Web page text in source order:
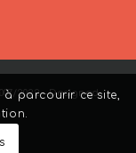
2022 – Designed
à parcourir ce site,